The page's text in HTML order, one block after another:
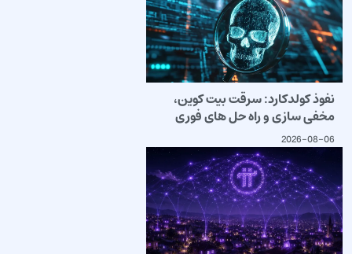
نفوذ کولدکارد: سرقت بیت کوین،
مخفی سازی و راه حل های فوری
2026-08-06